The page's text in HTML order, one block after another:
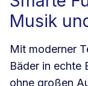
Musik
Mit moderner
Bäder in echte
ohne großen